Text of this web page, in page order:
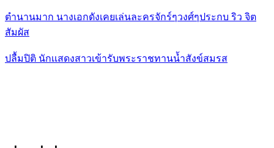
ตำนานมาก นางเอกดังเคยเล่นละครจักร์ๆวงศ์ๆประกบ ริว จิต
สัมผัส
ปลื้มปิติ นักเเสดงสาวเข้ารับพระราชทานน้ำสังข์สมรส